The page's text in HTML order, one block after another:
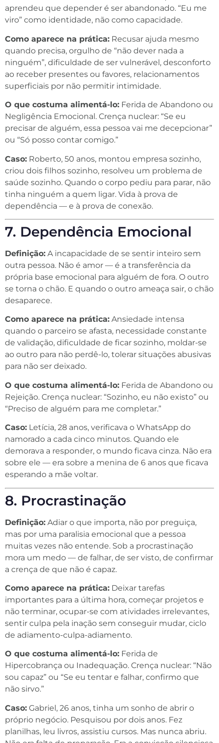
aprendeu que depender é ser abandonado. “Eu me
viro” como identidade, não como capacidade.
Como aparece na prática: Recusar ajuda mesmo
quando precisa, orgulho de “não dever nada a
ninguém”, dificuldade de ser vulnerável, desconforto
ao receber presentes ou favores, relacionamentos
superficiais por não permitir intimidade.
O que costuma alimentá-lo: Ferida de Abandono ou
Negligência Emocional. Crença nuclear: “Se eu
precisar de alguém, essa pessoa vai me decepcionar”
ou “Só posso contar comigo.”
Caso: Roberto, 50 anos, montou empresa sozinho,
criou dois filhos sozinho, resolveu um problema de
saúde sozinho. Quando o corpo pediu para parar, não
tinha ninguém a quem ligar. Vida à prova de
dependência — e à prova de conexão.
7. Dependência Emocional
Definição: A incapacidade de se sentir inteiro sem
outra pessoa. Não é amor — é a transferência da
própria base emocional para alguém de fora. O outro
se torna o chão. E quando o outro ameaça sair, o chão
desaparece.
Como aparece na prática: Ansiedade intensa
quando o parceiro se afasta, necessidade constante
de validação, dificuldade de ficar sozinho, moldar-se
ao outro para não perdê-lo, tolerar situações abusivas
para não ser deixado.
O que costuma alimentá-lo: Ferida de Abandono ou
Rejeição. Crença nuclear: “Sozinho, eu não existo” ou
“Preciso de alguém para me completar.”
Caso: Letícia, 28 anos, verificava o WhatsApp do
namorado a cada cinco minutos. Quando ele
demorava a responder, o mundo ficava cinza. Não era
sobre ele — era sobre a menina de 6 anos que ficava
esperando a mãe voltar.
8. Procrastinação
Definição: Adiar o que importa, não por preguiça,
mas por uma paralisia emocional que a pessoa
muitas vezes não entende. Sob a procrastinação
mora um medo — de falhar, de ser visto, de confirmar
a crença de que não é capaz.
Como aparece na prática: Deixar tarefas
importantes para a última hora, começar projetos e
não terminar, ocupar-se com atividades irrelevantes,
sentir culpa pela inação sem conseguir mudar, ciclo
de adiamento-culpa-adiamento.
O que costuma alimentá-lo: Ferida de
Hipercobrança ou Inadequação. Crença nuclear: “Não
sou capaz” ou “Se eu tentar e falhar, confirmo que
não sirvo.”
Caso: Gabriel, 26 anos, tinha um sonho de abrir o
próprio negócio. Pesquisou por dois anos. Fez
planilhas, leu livros, assistiu cursos. Mas nunca abriu.